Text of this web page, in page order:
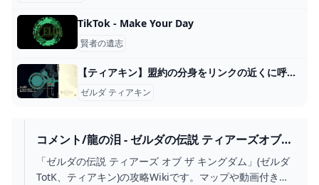
TikTok - Make Your Day
賢者の遺志
【ティアキン】盟約の分身をリンクの近くに呼ぶ方法【ゼルダの伝説ティアーズオブザキングダム】
ゼルダ ティアキン
コメント/龍の泪 - ゼルダの伝説 ティアーズオブザ
キングダム 攻略WIKI ティアキン ： ヘイグ攻略ま
とめWIKI
「ゼルダの伝説 ティアーズ オブ ザ キングダム」(ゼルダ
TotK、ティアキン)の攻略Wikiです。マップや動画付きで